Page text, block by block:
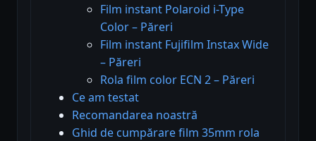
Film instant Polaroid i-Type
Color – Păreri
Film instant Fujifilm Instax Wide
– Păreri
Rola film color ECN 2 – Păreri
Ce am testat
Recomandarea noastră
Ghid de cumpărare film 35mm rola